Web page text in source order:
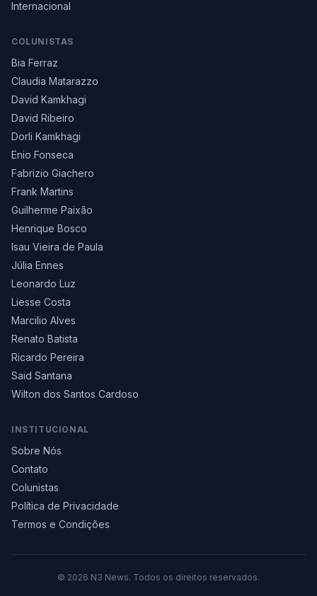
Internacional
COLUNISTAS
Bia Ferraz
Claudia Matarazzo
David Kamkhagi
David Ribeiro
Dorli Kamkhagi
Enio Fonseca
Fabrizio Giachero
Frank Martins
Guilherme Paixão
Henrique Bosco
Isau Vieira de Paula
Júlia Ennes
Leonardo Luz
Liesse Costa
Marcilio Alves
Renato Batista
Ricardo Pereira
Said Santana
Wilton dos Santos Cardoso
INSTITUCIONAL
Sobre Nós
Contato
Colunistas
Política de Privacidade
Termos e Condições
© 2026 N3 News. Todos os direitos reservados.